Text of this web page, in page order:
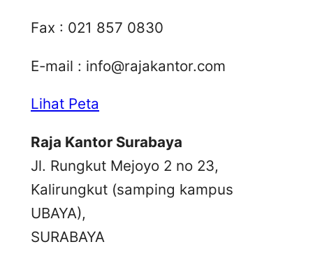
Fax : 021 857 0830
E-mail : info@rajakantor.com
Lihat Peta
Raja Kantor Surabaya
Jl. Rungkut Mejoyo 2 no 23,
Kalirungkut (samping kampus
UBAYA),
SURABAYA